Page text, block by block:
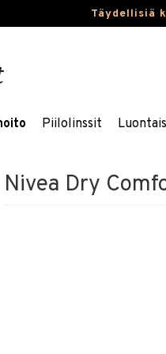
Täydellisiä
Piilolinssit
Nivea Dry